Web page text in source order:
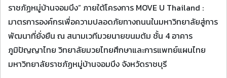
ราชภัฏหมู่บ้านจอมบึง” ภายใต้โครงการ MOVE U Thailand :
มาตรการองค์กรเพื่อความปลอดภัยทางถนนในมหาวิทยาลัยสู่การ
พัฒนาที่ยั่งยืน ณ สนามเวทีมวยนายขนมต้ม ชั้น 4 อาคาร
ภูมิปัญญาไทย วิทยาลัยมวยไทยศึกษาและการแพทย์แผนไทย
มหาวิทยาลัยราชภัฏหมู่บ้านจอมบึง จังหวัดราชบุรี